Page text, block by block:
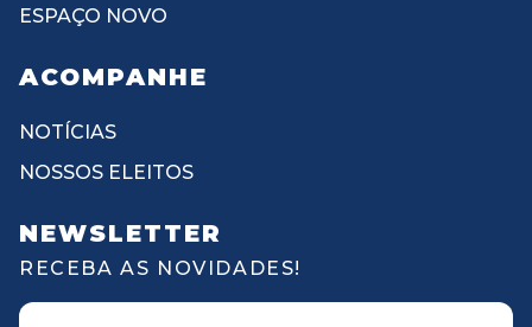
ESPAÇO NOVO
ACOMPANHE
NOTÍCIAS
NOSSOS ELEITOS
NEWSLETTER
RECEBA AS NOVIDADES!